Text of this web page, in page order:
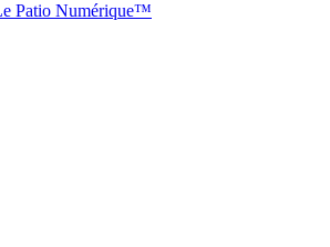
Patio Numérique™